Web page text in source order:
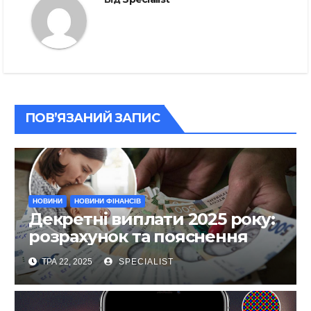
ПОВ’ЯЗАНИЙ ЗАПИС
НОВИНИ НОВИНИ ФІНАНСІВ
Декретні виплати 2025 року:
розрахунок та пояснення
ТРА 22, 2025 SPECIALIST